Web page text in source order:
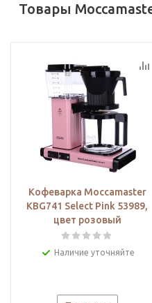
Товары
Кофеварка Moccamaster
KBG741 Select Pink 53989,
цвет розовый
Наличие уточняйте